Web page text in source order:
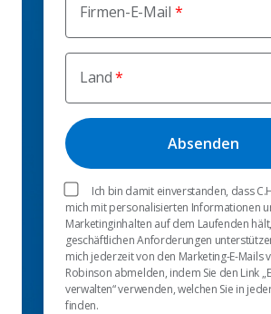
Firmen-E-Mail
Land
Ich bin damit einverstanden, dass
mich mit personalisierten Informationen
Marketinginhalten auf dem Laufenden
geschäftlichen Anforderungen
mich jederzeit von den Marketing-E-Mails
Robinson abmelden, indem Sie den Link
verwalten“ verwenden, welchen Sie in
finden.